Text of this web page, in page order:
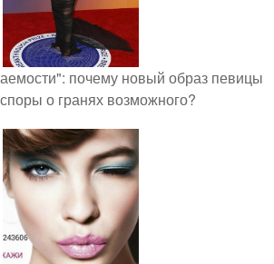
почему новый образ певицы
о гранях возможного?